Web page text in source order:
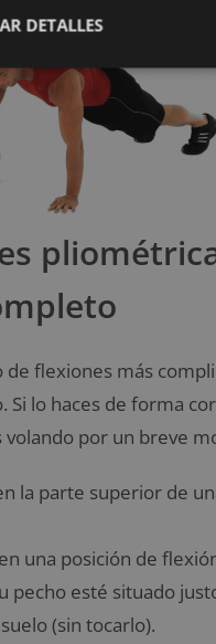
de flexiones más
Si lo haces de forma
volando por un breve
la parte superior de
una posición de
pecho esté situado
(sin tocarlo).
DETALLES